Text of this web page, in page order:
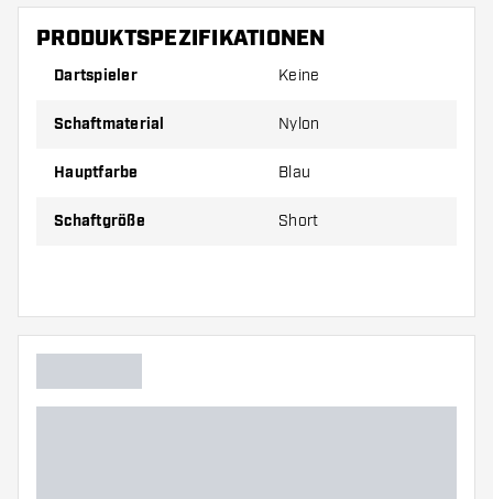
PRODUKTSPEZIFIKATIONEN
Dartspieler Keine
Schaftmaterial Nylon
Hauptfarbe Blau
Schaftgröße Short